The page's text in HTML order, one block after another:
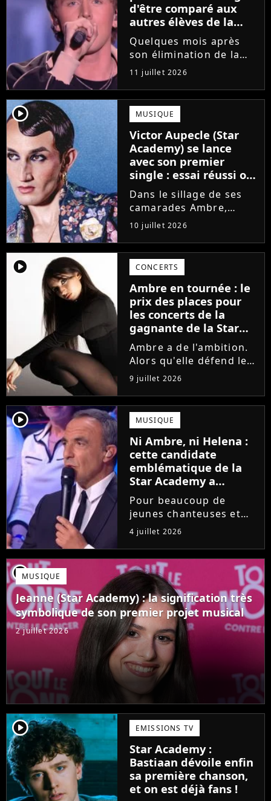
d'être comparé aux
autres élèves de la
Star Academy
Quelques mois après
son élimination de la
Star Academy, Bastiaan
tente de lancer sa
carrière dans la
musique. Et pour ça, le
chanteur a récemment
dévoilé "Château", son
premier single....
11 juillet 2026
player2 MUSIQUE
Victor Aupecle (Star
Academy) se lance
avec son premier
single : essai réussi ou
manqué ? Voici notre
avis !
Dans le sillage de ses
camarades Ambre,
Bastiaan ou Melissa,
Victor Aupecle lance
son projet musical ce
vendredi 10 juillet avec
la parution du single Je
fais de mon mieux. Le
demi-finaliste...
10 juillet 2026
player2 CONCERTS
Ambre en tournée : le
prix des places pour
les concerts de la
gagnante de la Star
Academy !
Ambre a de l'ambition.
Alors qu'elle défend le
single J'me demande et
qu'elle prépare son
premier album, la
gagnante de la dernière
saison de la Star
Academy annonce les
dates de sa...
9 juillet 2026
player2 MUSIQUE
Ni Ambre, ni Helena :
cette candidate
emblématique de la
Star Academy a
souffert après
l'émission, "J'étais
traitée de potiche"
Pour beaucoup de
jeunes chanteuses et
chanteurs, la Star
Academy est un rêve.
Mais comme l'a rappelé
une ancienne gagnante,
l'émission de TF1 n'est
pas toujours simple à
vivre.
4 juillet 2026
player2MUSIQUE
Jeanne (Star Academy) : la signification très
symbolique de son premier projet musical
2 juillet 2026
player2 EMISSIONS TV
Star Academy :
Bastiaan dévoile enfin
sa première chanson,
et on est déjà fans !